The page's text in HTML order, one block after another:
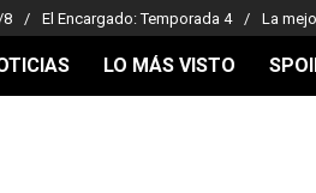
8 El Encargado: Temporada 4 La
LO MÁS VISTO